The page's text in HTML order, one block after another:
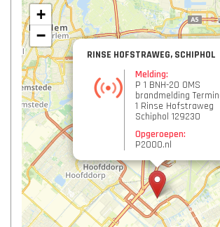
RINSE HOFSTRAWEG, SCHIPHOL
Melding:
P 1 BNH-20 OMS
brandmelding
1 Rinse Hofstraweg
Schiphol 129230
Opgeroepen:
P2000.nl
+
−